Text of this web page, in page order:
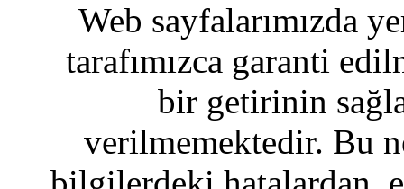
Web sayfalarımızda
tarafımızca garanti
bir getirinin
verilmemektedir. Bu